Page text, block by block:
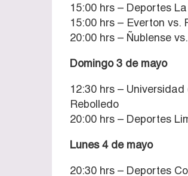
15:00 hrs – Deportes
15:00 hrs – Everton vs.
20:00 hrs – Ñublense
Domingo 3 de mayo
12:30 hrs –
Rebolledo
20:00 hrs – Deportes
Lunes 4 de mayo
20:30 hrs – Deportes